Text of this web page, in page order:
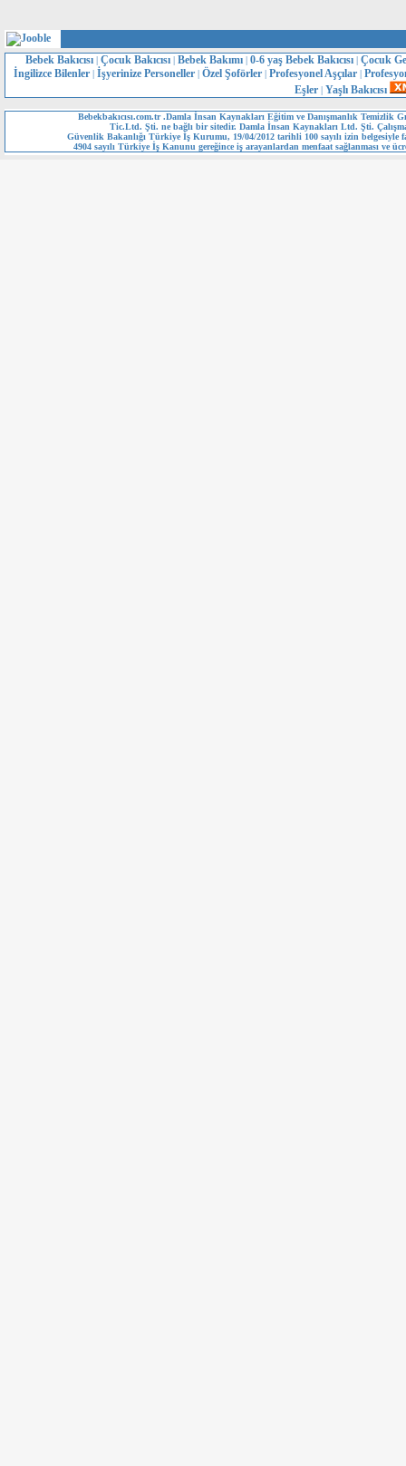
Bebek Bakıcısı | Çocuk Bakıcısı | Bebek Bakımı | 0-6 yaş Bebek Bakıcısı | Çocuk
İngilizce Bilenler | İşyerinize Personeller | Özel Şoförler | Profesyonel Aşçılar |
Eşler| Yaşlı Bakıcısı
Bebekbakıcısı.com.tr .Damla İnsan Kaynakları Eğitim ve Danışmanlık Temizlik
Tic.Ltd. Şti. ne bağlı bir sitedir. Damla İnsan Kaynakları Ltd. Şti.
Güvenlik Bakanlığı Türkiye İş Kurumu, 19/04/2012 tarihli 100 sayılı izin belgesiyle
4904 sayılı Türkiye İş Kanunu gereğince iş arayanlardan menfaat sağlanması ve